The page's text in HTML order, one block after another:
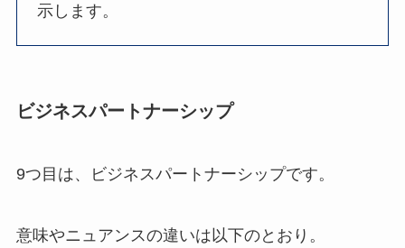
示します。
ビジネスパートナーシップ
9つ目は、ビジネスパートナーシップです。
意味やニュアンスの違いは以下のとおり。